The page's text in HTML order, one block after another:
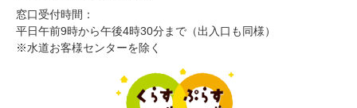
窓口受付時間：
平日午前9時から午後4時30分まで（出入口も同様）
※水道お客様センターを除く